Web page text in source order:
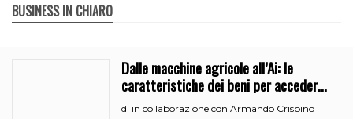
BUSINESS IN CHIARO
Dalle macchine agricole all’Ai: le
caratteristiche dei beni per accedere
all’iperammortamento
di in collaborazione con Armando Crispino